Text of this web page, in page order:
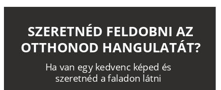
Ha van egy kedvenc képed és
szeretnéd a faladon látni
SZERETNÉD FELDOBNI AZ
OTTHONOD HANGULATÁT?